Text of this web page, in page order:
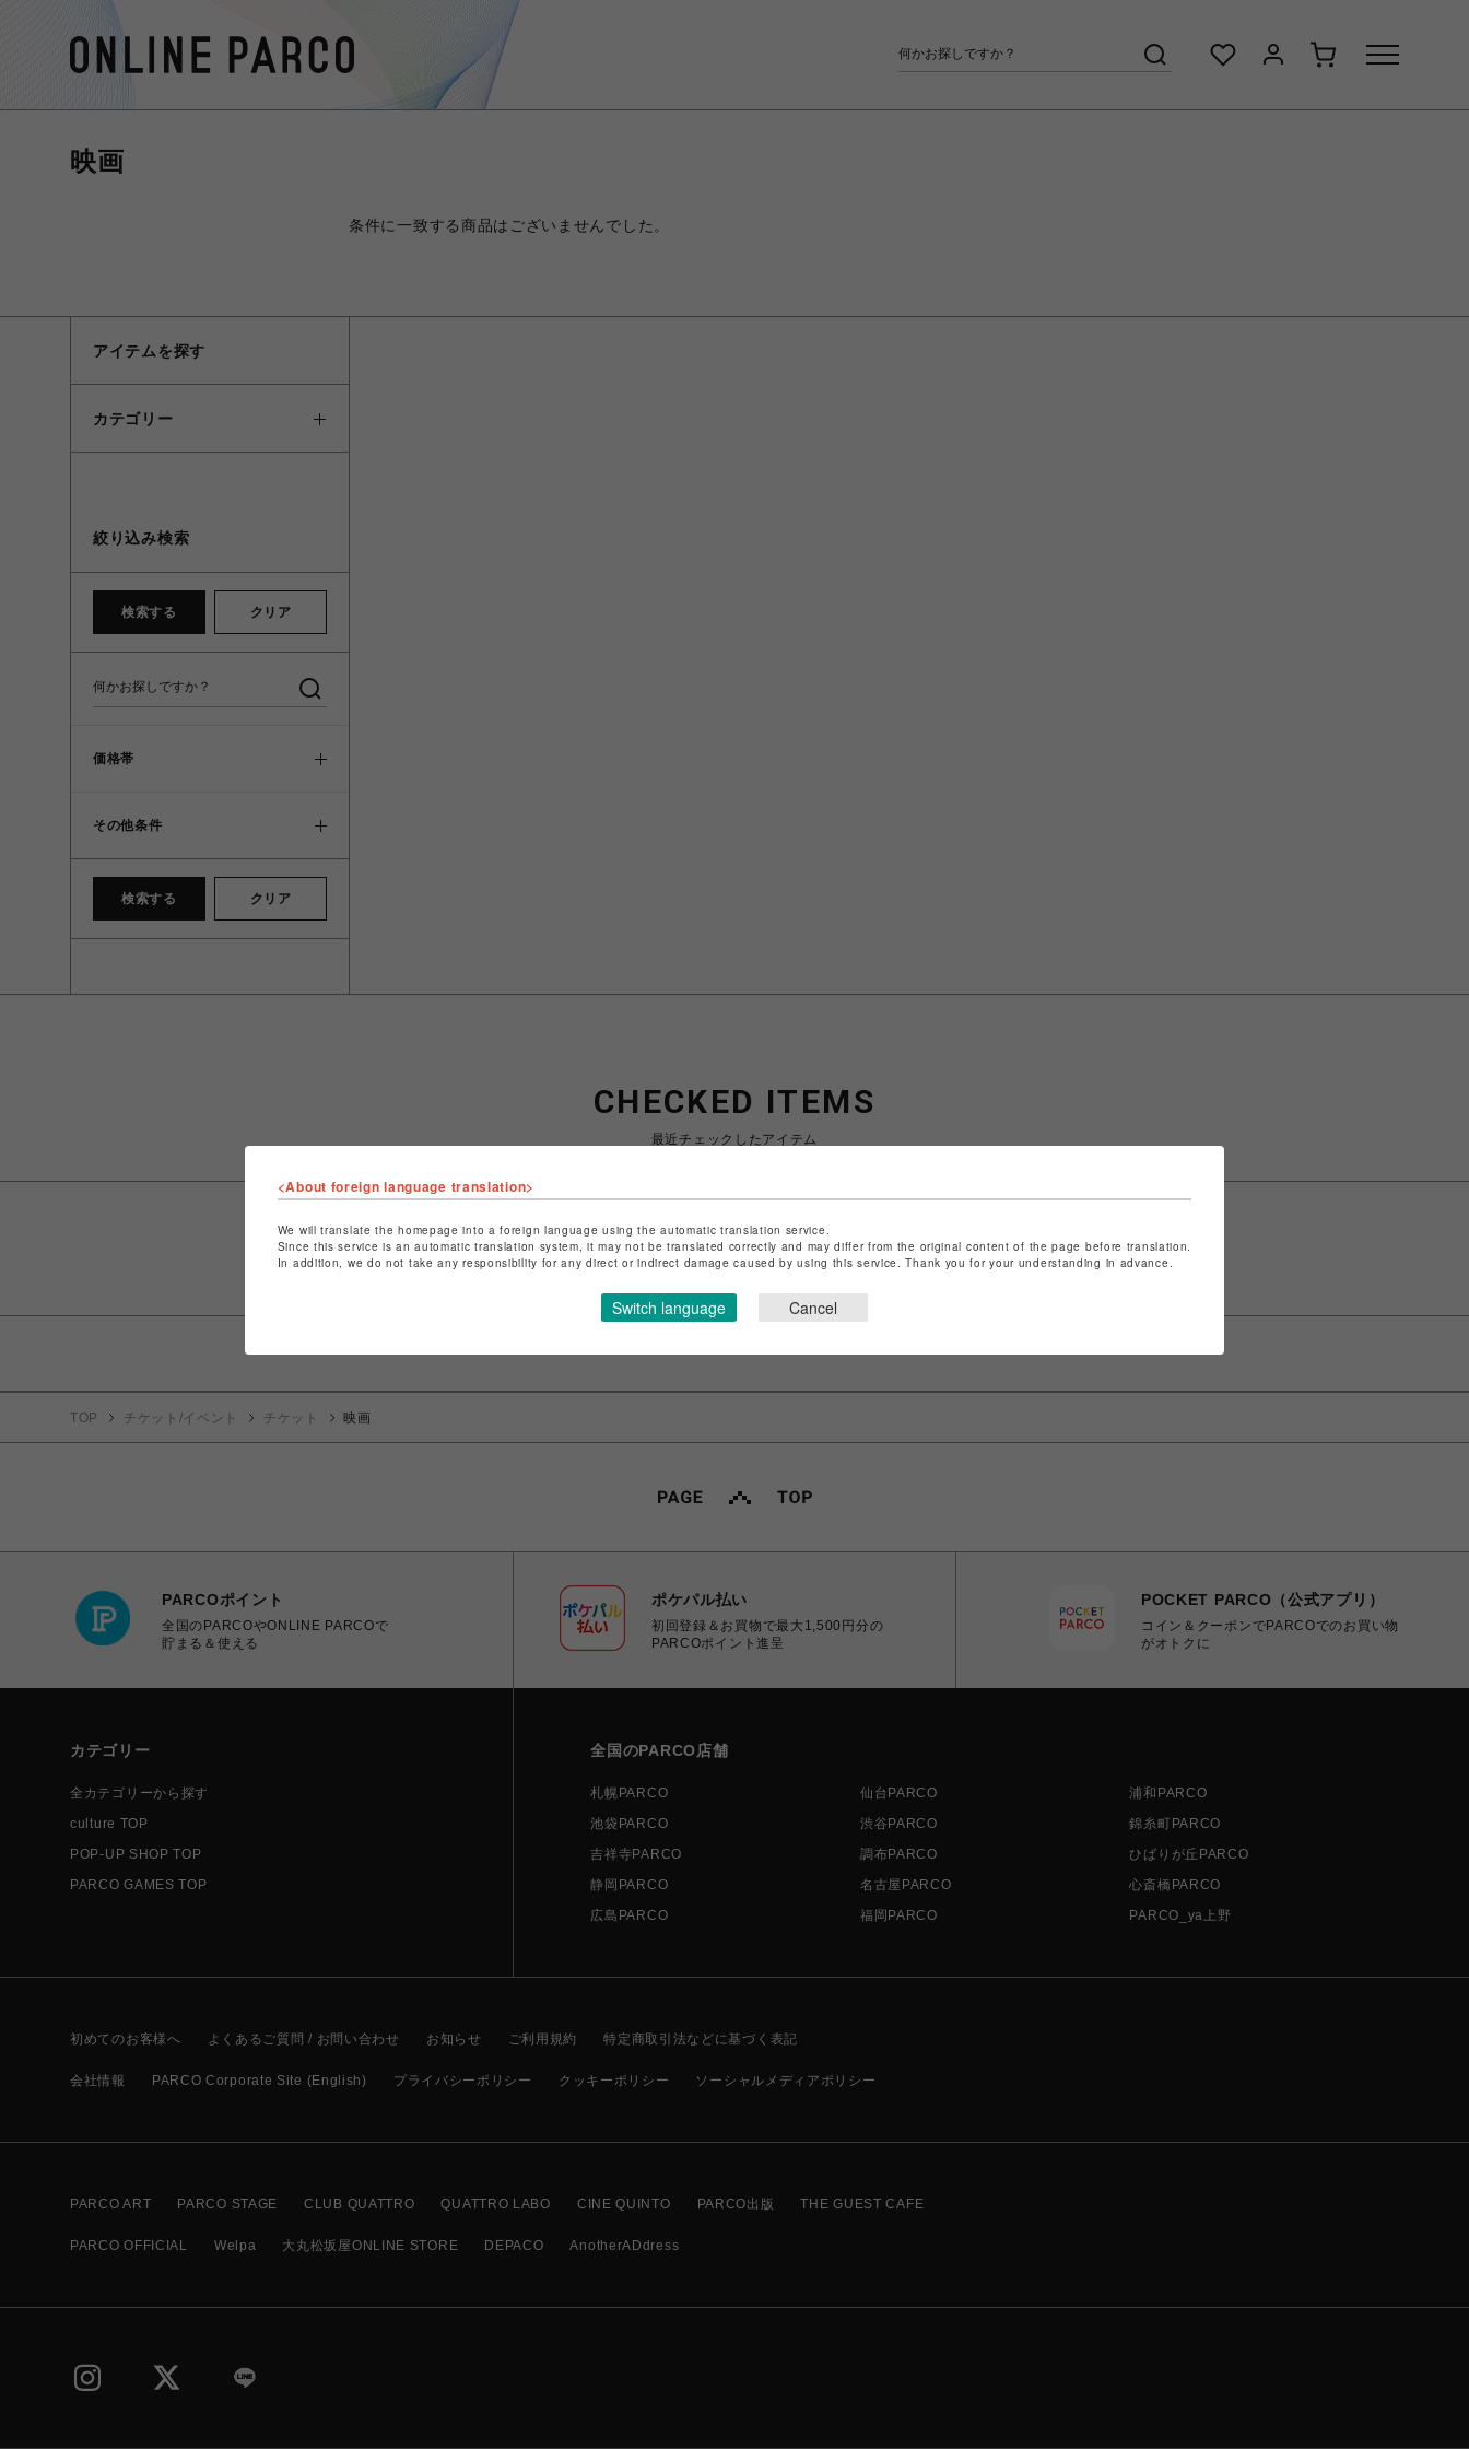
映画
アイテムを探す
カテゴリー
絞り込み検索
検索する クリア
価格帯
その他条件
検索する クリア
条件に一致する商品はございませんでした。
CHECKED ITEMS
最近チェックしたアイテム
最近見た商品がありません。
TOP チケット/イベント チケット 映画
PARCOポイント
全国のPARCOやONLINE PARCOで
貯まる＆使える
ポケパル払い
初回登録＆お買物で最大1,500円分の
PARCOポイント進呈
POCKET PARCO（公式アプリ）
コイン＆クーポンでPARCOでのお買い物
がオトクに
カテゴリー
全カテゴリーから探す
culture TOP
POP-UP SHOP TOP
PARCO GAMES TOP
全国のPARCO店舗
札幌PARCO 仙台PARCO
浦和PARCO
池袋PARCO
渋谷PARCO
錦糸町PARCO
吉祥寺PARCO
調布PARCO
ひばりが丘PARCO
静岡PARCO
名古屋PARCO
心斎橋PARCO
広島PARCO
福岡PARCO PARCO_ya上野
初めてのお客様へ よくあるご質問 / お問い合わせ お知らせ ご利用規約 特定商取引法などに基づく表記
会社情報 PARCO Corporate Site (English) プライバシーポリシー クッキーポリシー ソーシャルメディアポリシー
PARCO ART PARCO STAGE CLUB QUATTRO QUATTRO LABO CINE QUINTO PARCO出版 THE GUEST CAFE
PARCO OFFICIAL Welpa 大丸松坂屋ONLINE STORE DEPACO AnotherADdress
<About foreign language translation>
We will translate the homepage into a foreign language using the automatic translation service.
Since this service is an automatic translation system, it may not be translated correctly and may differ from the original content of the page before translation.
In addition, we do not take any responsibility for any direct or indirect damage caused by using this service. Thank you for your understanding in advance.
Switch language Cancel